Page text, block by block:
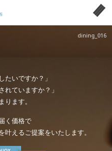
dining_016
たいですか？」
れていますか？」
ます。
く価格で
えるご提案をいたします。